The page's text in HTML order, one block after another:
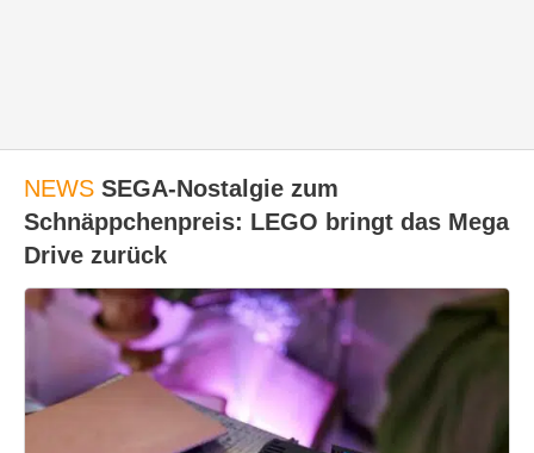
NEWS SEGA-Nostalgie zum
Schnäppchenpreis: LEGO bringt das Mega
Drive zurück